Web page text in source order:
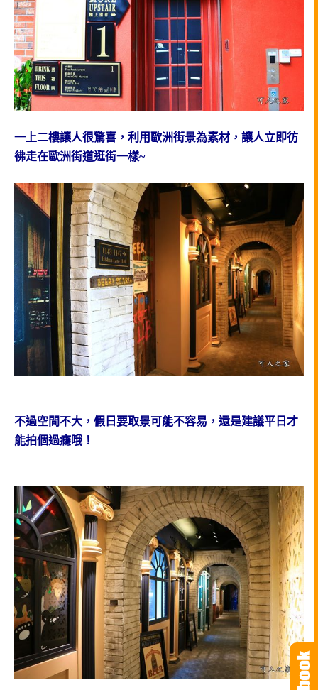
一上二樓讓人很驚喜，利用歐洲街景為素材，讓人立即彷
彿走在歐洲街道逛街一樣~
不過空間不大，假日要取景可能不容易，還是建議平日才
能拍個過癮哦！